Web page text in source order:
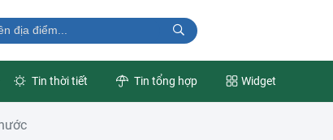
Tin thời tiết Tin tổng hợp Widget